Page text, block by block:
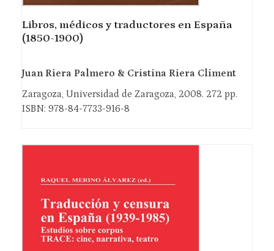
Libros, médicos y traductores en España
(1850-1900)
Juan Riera Palmero & Cristina Riera Climent
Zaragoza, Universidad de Zaragoza, 2008. 272 pp.
ISBN: 978-84-7733-916-8